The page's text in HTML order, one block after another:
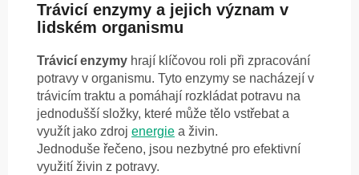
Trávicí enzymy a jejich význam v
lidském organismu
Trávicí enzymy hrají klíčovou roli při zpracování
potravy v organismu. Tyto enzymy se nacházejí v
trávicím traktu a pomáhají rozkládat potravu na
jednodušší složky, které může tělo vstřebat a
využít jako zdroj energie a živin.
Jednoduše řečeno, jsou nezbytné pro efektivní
využití živin z potravy.